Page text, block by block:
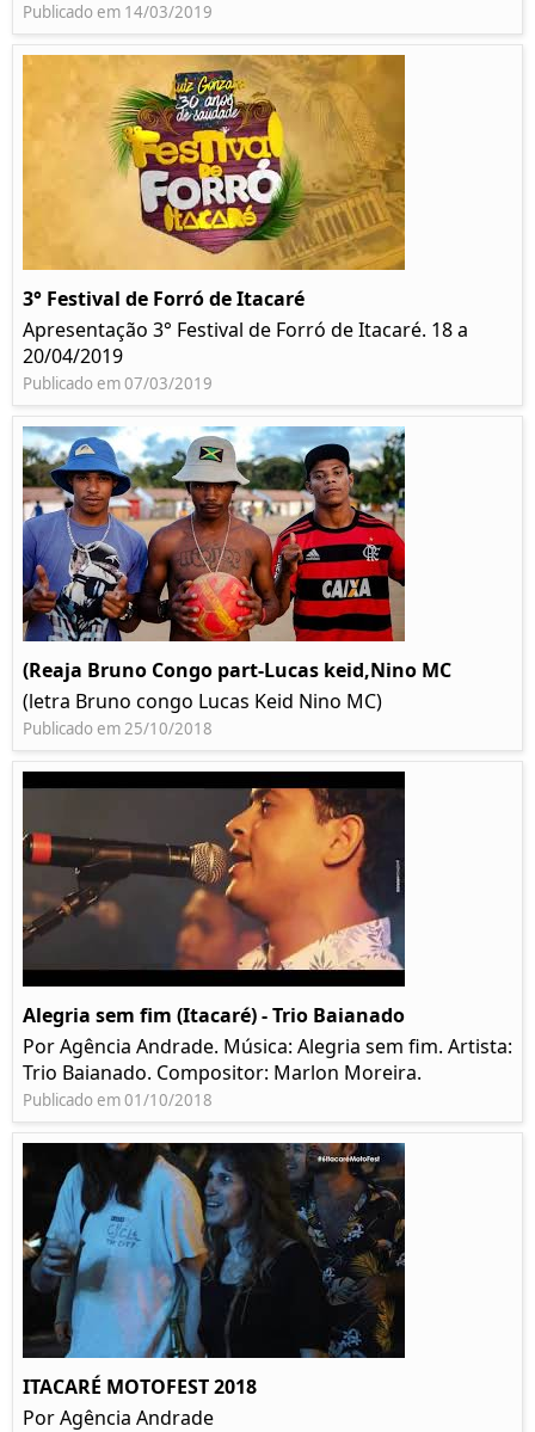
Publicado em 14/03/2019
3° Festival de Forró de Itacaré
Apresentação 3° Festival de Forró de Itacaré. 18 a
20/04/2019
Publicado em 07/03/2019
(Reaja Bruno Congo part-Lucas keid,Nino MC
(letra Bruno congo Lucas Keid Nino MC)
Publicado em 25/10/2018
Alegria sem fim (Itacaré) - Trio Baianado
Por Agência Andrade. Música: Alegria sem fim. Artista:
Trio Baianado. Compositor: Marlon Moreira.
Publicado em 01/10/2018
ITACARÉ MOTOFEST 2018
Por Agência Andrade